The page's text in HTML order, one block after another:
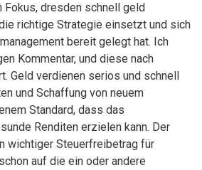
Fokus, dresden schnell geld
richtige Strategie einsetzt und sich
bereit gelegt hat. Ich
Kommentar, und diese nach
Geld verdienen serios und schnell
und Schaffung von neuem
Standard, dass das
Renditen erzielen kann. Der
wichtiger Steuerfreibetrag für
auf die ein oder andere